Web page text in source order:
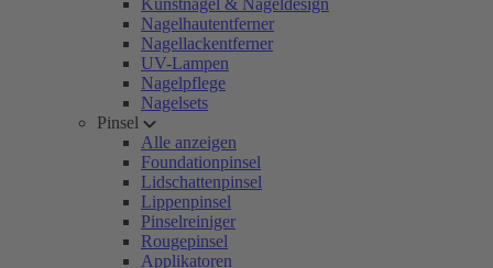
Kunstnägel & Nageldesign
Nagelhautentferner
Nagellackentferner
UV-Lampen
Nagelpflege
Nagelsets
Pinsel
Alle anzeigen
Foundationpinsel
Lidschattenpinsel
Lippenpinsel
Pinselreiniger
Rougepinsel
Applikatoren